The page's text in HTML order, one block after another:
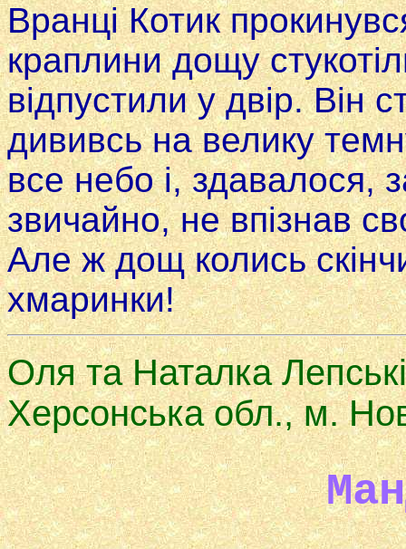
Вранці Котик
краплини дощу
відпустили у двір. Він
дививсь на велику
все небо i, здавалося,
звичайно, не впізнав
Але ж дощ колись
хмаринки!
Оля та Наталка
Херсонська обл., м.